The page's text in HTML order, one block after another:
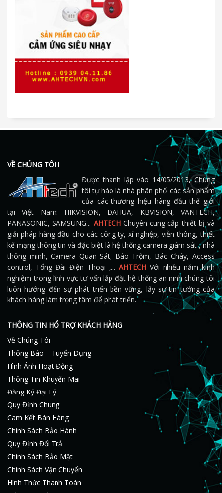
VỀ CHÚNG TÔI !
Được thành lập vào 14/05/2013, Chúng
tôi tự hào là nhà phân phối các sản phẩm
của các thương hiệu hàng đầu thế giới
tại Việt Nam: HIKVISION, DAHUA, KBVISION, VANTECH,
PANASONIC, SAMSUNG... AHTECH Chuyên cung cấp thiết bị và
giải pháp hàng đầu cho các công ty, xí nghiệp, viễn thông, thiết
kế mạng thông tin và đặc biệt là hệ thống camera giám sát , nhà
thông minh, Camera Quan Sát, Báo Trộm, Báo Cháy, Access
control, Tổng Đài Điện Thoại ,... AHTECH Với nhiều năm kinh
nghiệm trong lĩnh vực tư vấn lắp đặt hệ thống an ninh chúng tôi
luôn hướng đến sự phát triển bền vững, lấy sự tin tưởng của
khách hàng làm trọng tâm để phát triển.
THÔNG TIN HỔ TRỢ KHÁCH HÀNG
Về Chúng Tôi
Thông Báo – Tuyển Dụng
Hình Ảnh Hoạt Động
Thông Tin Khuyến Mãi
Đăng Ký Đại Lý
Quy Định Chung
Cam Kết Bán Hàng
Chính Sách Bảo Hành
Quy Định Đổi Trả
Chính Sách Bảo Mật
Chính Sách Vận Chuyển
Hình Thức Thanh Toán